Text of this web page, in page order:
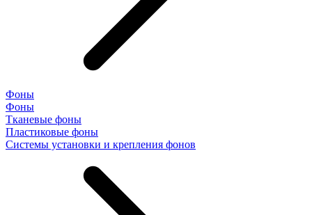
Фоны
Фоны
Тканевые фоны
Пластиковые фоны
Системы установки и крепления фонов